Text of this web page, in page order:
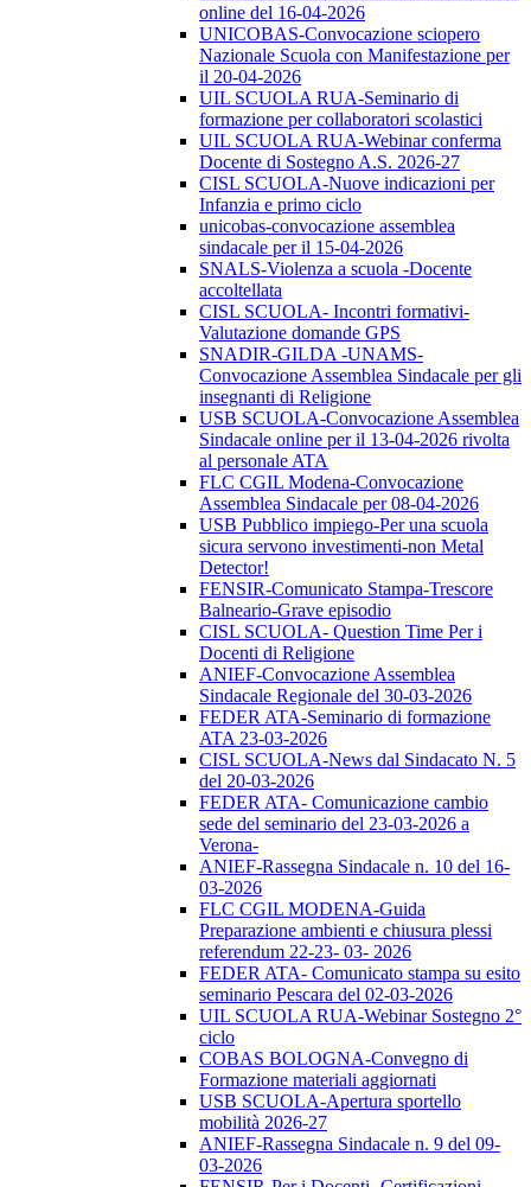
online del 16-04-2026
UNICOBAS-Convocazione sciopero
Nazionale Scuola con Manifestazione per
il 20-04-2026
UIL SCUOLA RUA-Seminario di
formazione per collaboratori scolastici
UIL SCUOLA RUA-Webinar conferma
Docente di Sostegno A.S. 2026-27
CISL SCUOLA-Nuove indicazioni per
Infanzia e primo ciclo
unicobas-convocazione assemblea
sindacale per il 15-04-2026
SNALS-Violenza a scuola -Docente
accoltellata
CISL SCUOLA- Incontri formativi-
Valutazione domande GPS
SNADIR-GILDA -UNAMS-
Convocazione Assemblea Sindacale per gli
insegnanti di Religione
USB SCUOLA-Convocazione Assemblea
Sindacale online per il 13-04-2026 rivolta
al personale ATA
FLC CGIL Modena-Convocazione
Assemblea Sindacale per 08-04-2026
USB Pubblico impiego-Per una scuola
sicura servono investimenti-non Metal
Detector!
FENSIR-Comunicato Stampa-Trescore
Balneario-Grave episodio
CISL SCUOLA- Question Time Per i
Docenti di Religione
ANIEF-Convocazione Assemblea
Sindacale Regionale del 30-03-2026
FEDER ATA-Seminario di formazione
ATA 23-03-2026
CISL SCUOLA-News dal Sindacato N. 5
del 20-03-2026
FEDER ATA- Comunicazione cambio
sede del seminario del 23-03-2026 a
Verona-
ANIEF-Rassegna Sindacale n. 10 del 16-
03-2026
FLC CGIL MODENA-Guida
Preparazione ambienti e chiusura plessi
referendum 22-23- 03- 2026
FEDER ATA- Comunicato stampa su esito
seminario Pescara del 02-03-2026
UIL SCUOLA RUA-Webinar Sostegno 2°
ciclo
COBAS BOLOGNA-Convegno di
Formazione materiali aggiornati
USB SCUOLA-Apertura sportello
mobilità 2026-27
ANIEF-Rassegna Sindacale n. 9 del 09-
03-2026